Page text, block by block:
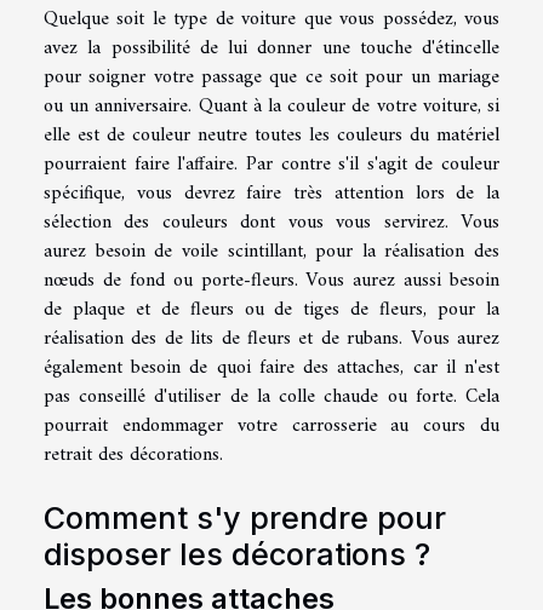
Quelque soit le type de voiture que vous possédez, vous
avez la possibilité de lui donner une touche d'étincelle
pour soigner votre passage que ce soit pour un mariage
ou un anniversaire. Quant à la couleur de votre voiture, si
elle est de couleur neutre toutes les couleurs du matériel
pourraient faire l'affaire. Par contre s'il s'agit de couleur
spécifique, vous devrez faire très attention lors de la
sélection des couleurs dont vous vous servirez. Vous
aurez besoin de voile scintillant, pour la réalisation des
nœuds de fond ou porte-fleurs. Vous aurez aussi besoin
de plaque et de fleurs ou de tiges de fleurs, pour la
réalisation des de lits de fleurs et de rubans. Vous aurez
également besoin de quoi faire des attaches, car il n'est
pas conseillé d'utiliser de la colle chaude ou forte. Cela
pourrait endommager votre carrosserie au cours du
retrait des décorations.
Comment s'y prendre pour
disposer les décorations ?
Les bonnes attaches